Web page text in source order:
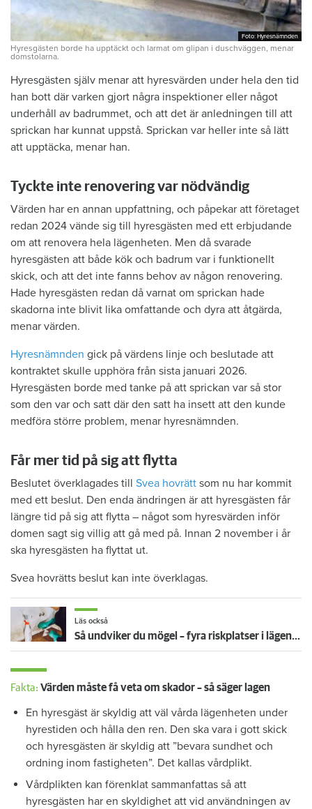
Foto: Hyresnämnden
Foto: Hyresnämnden
Hyresgästen borde ha upptäckt och larmat om glipan i duschväggen, menar
domstolarna.
Hyresgästen själv menar att hyresvärden under hela den tid
han bott där varken gjort några inspektioner eller något
underhåll av badrummet, och att det är anledningen till att
sprickan har kunnat uppstå. Sprickan var heller inte så lätt
att upptäcka, menar han.
Tyckte inte renovering var nödvändig
Värden har en annan uppfattning, och påpekar att företaget
redan 2024 vände sig till hyresgästen med ett erbjudande
om att renovera hela lägenheten. Men då svarade
hyresgästen att både kök och badrum var i funktionellt
skick, och att det inte fanns behov av någon renovering.
Hade hyresgästen redan då varnat om sprickan hade
skadorna inte blivit lika omfattande och dyra att åtgärda,
menar värden.
Hyresnämnden gick på värdens linje och beslutade att
kontraktet skulle upphöra från sista januari 2026.
Hyresgästen borde med tanke på att sprickan var så stor
som den var och satt där den satt ha insett att den kunde
medföra större problem, menar hyresnämnden.
Får mer tid på sig att flytta
Beslutet överklagades till Svea hovrätt som nu har kommit
med ett beslut. Den enda ändringen är att hyresgästen får
längre tid på sig att flytta – något som hyresvärden inför
domen sagt sig villig att gå med på. Innan 2 november i år
ska hyresgästen ha flyttat ut.
Svea hovrätts beslut kan inte överklagas.
Läs också
Så undviker du mögel – fyra riskplatser i lägenheten: ”Måste städa bort”
Fakta: Värden måste få veta om skador – så säger lagen
En hyresgäst är skyldig att väl vårda lägenheten under
hyrestiden och hålla den ren. Den ska vara i gott skick
och hyresgästen är skyldig att ”bevara sundhet och
ordning inom fastigheten”. Det kallas vårdplikt.
Vårdplikten kan förenklat sammanfattas så att
hyresgästen har en skyldighet att vid användningen av